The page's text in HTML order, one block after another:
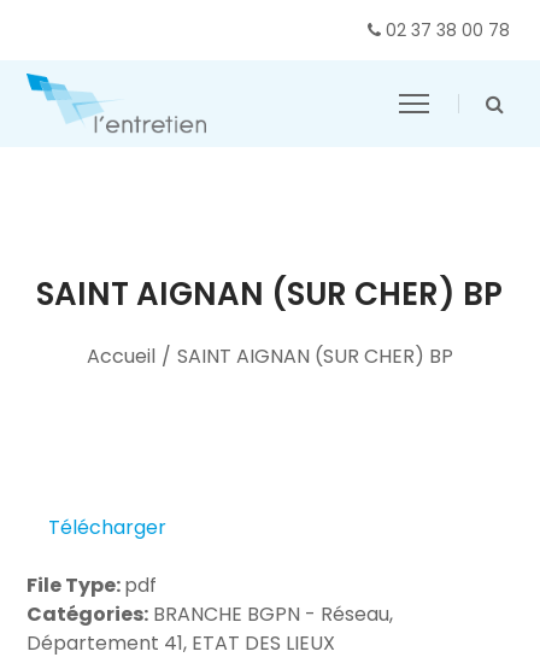
02 37 38 00 78
SAINT AIGNAN (SUR CHER) BP
Accueil / SAINT AIGNAN (SUR CHER) BP
Télécharger
File Type:pdf
Catégories: BRANCHE BGPN - Réseau,
Département 41, ETAT DES LIEUX